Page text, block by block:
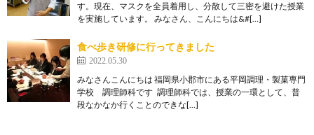
す。現在、マスクを全員着用し、分散して三密を避けた授業
を実施しています。 みなさん、こんにちは&#[…]
食べ歩き研修に行ってきました
2022.05.30
みなさんこんにちは 福岡県小郡市にある平岡調理・製菓専門
学校 調理師科です 調理師科では、授業の一環として、普
段なかなか行くことのできな[…]